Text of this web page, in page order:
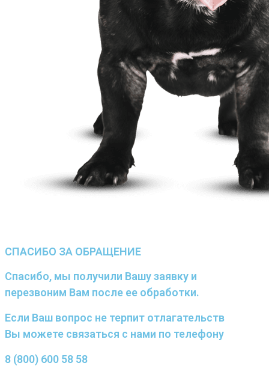
СПАСИБО ЗА ОБРАЩЕНИЕ
Спасибо, мы получили Вашу заявку и
перезвоним Вам после ее обработки.
Если Ваш вопрос не терпит отлагательств
Вы можете связаться с нами по телефону
8 (800) 600 58 58